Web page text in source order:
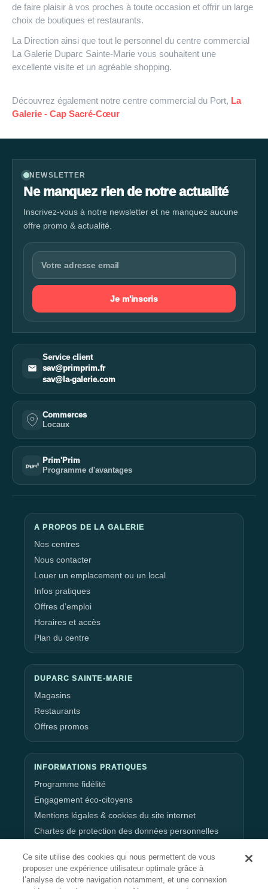
de faire plaisir à vos proches à toute occasion et offrir un large
choix de boutiques et restaurants.
La Direction ainsi que tout le personnel du centre commercial
La Galerie Duparc Sainte-Marie vous souhaitent une
excellente visite et un agréable shopping.
Découvrez également notre centre commercial du Port, La
Galerie - Cap Sacré-Cœur
NEWSLETTER
Ne manquez rien de notre actualité
Inscrivez-vous à notre newsletter et ne manquez aucune
offre promo & actualité.
Je m'inscris
Service client
sav@primprim.fr
sav@la-galerie.com
Commerces
Locaux
Prim'Prim
Programme d'avantages
A PROPOS DE LA GALERIE
Nos centres
Nous contacter
Louer un emplacement ou un local
Infos pratiques
Offres d’emploi
Horaires et accès
Plan du centre
DUPARC SAINTE-MARIE
Magasins
Restaurants
Offres promos
INFORMATIONS PRATIQUES
Programme fidélité
Engagement éco-citoyens
Mentions légales & cookies du site internet
Chartes de protection des données personnelles
RESTEZ CONNECTÉ
Ce site utilise des cookies qui nous permettent de vous
proposer une expérience utilisateur optimale grâce à
l’analyse de votre navigation notamment, et une connexion